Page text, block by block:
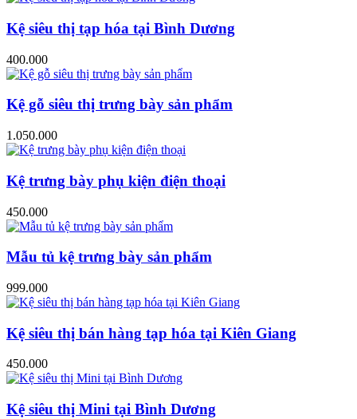
Kệ siêu thị tạp hóa tại Bình Dương
400.000
Kệ gỗ siêu thị trưng bày sản phẩm
1.050.000
Kệ trưng bày phụ kiện điện thoại
450.000
Mẫu tủ kệ trưng bày sản phẩm
999.000
Kệ siêu thị bán hàng tạp hóa tại Kiên Giang
450.000
Kệ siêu thị Mini tại Bình Dương